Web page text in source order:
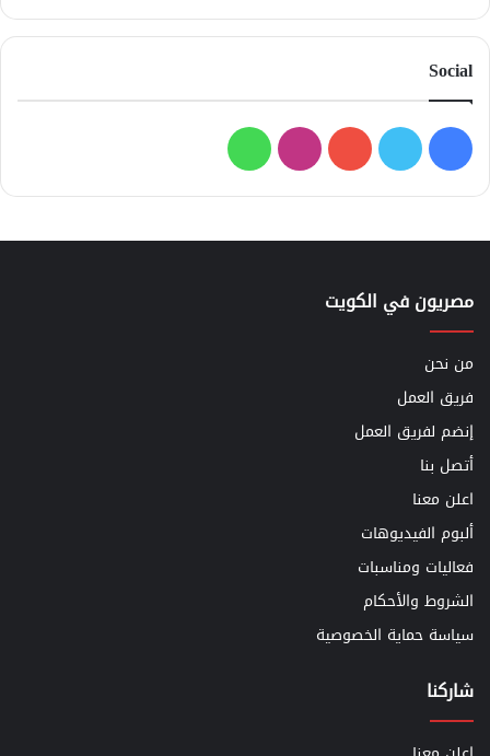
Social
فيسبوك
تويتر يوتيوبانستقرامواتساب
مصريون في الكويت
من نحن
فريق العمل
إنضم لفريق العمل
أتصل بنا
اعلن معنا
ألبوم الفيديوهات
فعاليات ومناسبات
الشروط والأحكام
سياسة حماية الخصوصية
شاركنا